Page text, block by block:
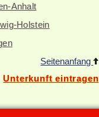
Anhalt
Holstein
Seitenanfang
Unterkunft eintragen